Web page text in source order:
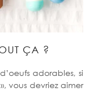
ÇA ?
adorables, si
vous devriez aimer